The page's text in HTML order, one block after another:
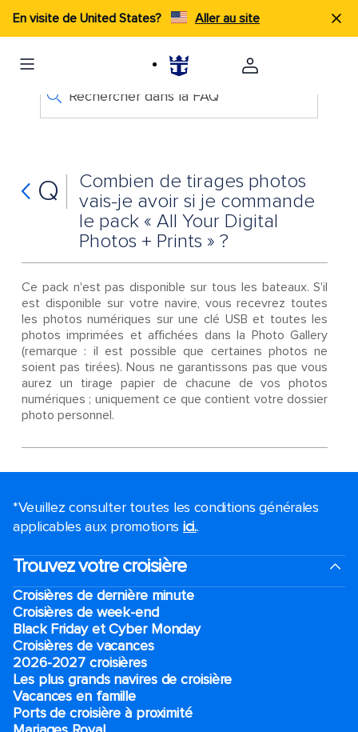
En visite de United States? Aller au site
Rechercher dans la FAQ
Q
Combien de tirages photos
vais-je avoir si je commande
le pack « All Your Digital
Photos + Prints » ?
Ce pack n'est pas disponible sur tous les bateaux. S'il
est disponible sur votre navire, vous recevrez toutes
les photos numériques sur une clé USB et toutes les
photos imprimées et affichées dans la Photo Gallery
(remarque : il est possible que certaines photos ne
soient pas tirées). Nous ne garantissons pas que vous
aurez un tirage papier de chacune de vos photos
numériques ; uniquement ce que contient votre dossier
photo personnel.
*Veuillez consulter toutes les conditions générales
applicables aux promotions ici..
Trouvez votre croisière
Croisières de dernière minute
Croisières de week-end
Black Friday et Cyber Monday
Croisières de vacances
2026-2027 croisières
Les plus grands navires de croisière
Vacances en famille
Ports de croisière à proximité